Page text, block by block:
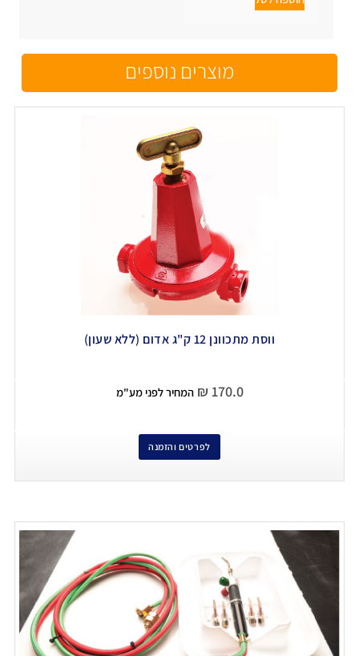
מוצרים נוספים
ווסת מתכוונן 12 ק"ג אדום (ללא שעון)
₪ 170.0 המחיר לפני מע"מ
לפרטים והזמנה